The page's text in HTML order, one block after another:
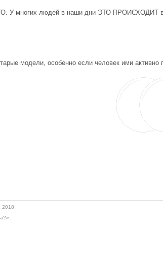
У многих людей в наши дни ЭТО ПРОИСХОДИТ в
модели, особенно если человек ими активно
2018
.